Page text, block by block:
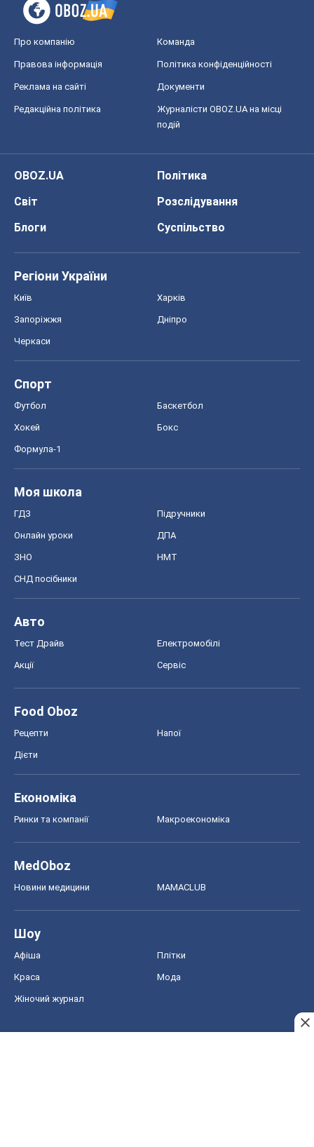
Про компанію Команда
Правова інформація Політика конфіденційності
Реклама на сайті Документи
Редакційна політика
Журналісти OBOZ.UA на місці
подій
OBOZ.UA
Політика
Світ
Розслідування
Блоги
Суспільство
Регіони України
Київ Харків
Запоріжжя Дніпро
Черкаси
Спорт
Футбол Баскетбол
Хокей Бокс
Формула-1
Моя школа
ГДЗ Підручники
Онлайн уроки ДПА
ЗНО НМТ
СНД посібники
Авто
Тест Драйв Електромобілі
Акції Сервіс
Food Oboz
Рецепти Напої
Дієти
Економіка
Ринки та компанії Макроекономіка
MedOboz
Новини медицини MAMACLUB
Шоу
Афіша Плітки
Краса Мода
Жіночий журнал